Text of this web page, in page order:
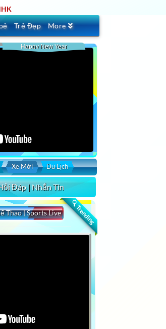
Trẻ Đẹp More
Happy New Year
Xe Mới Du Lịch
Đáp | Nhắn Tin
🔍 Trending
Thao | Sports Live